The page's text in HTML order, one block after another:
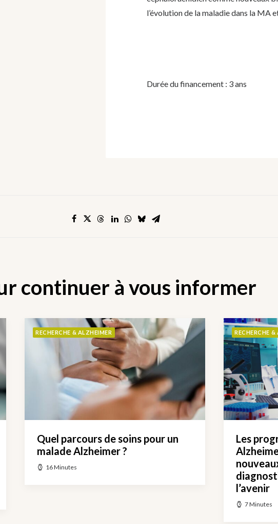
l’évolution de la maladie dans la MA
Durée du financement : 3 ans
continuer à vous informer
RECHERCHE & ALZHEIMER
Quel parcours de soins pour un
malade Alzheimer ?
16 Minutes
RECHERCHE &
Les
l’avenir
7 Minutes